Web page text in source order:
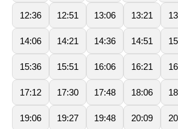
12:36 12:51 13:06 13:21
14:06 14:21 14:36 14:51
15:36 15:51 16:06 16:21
17:12 17:30 17:48 18:06
19:06 19:27 19:48 20:09